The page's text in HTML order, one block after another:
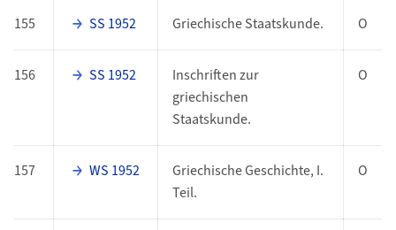
155 SS 1952 Griechische Staatskunde. O
156 SS 1952
Inschriften zur
griechischen
Staatskunde.
O
157 WS 1952
Griechische Geschichte, I.
Teil.
O